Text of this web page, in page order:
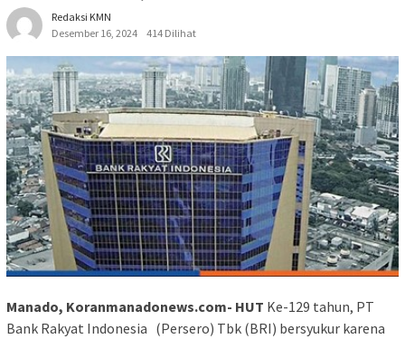
Redaksi KMN
Desember 16, 2024
414 Dilihat
Manado, Koranmanadonews.com- HUT Ke-129 tahun, PT
Bank Rakyat Indonesia (Persero) Tbk (BRI) bersyukur karena